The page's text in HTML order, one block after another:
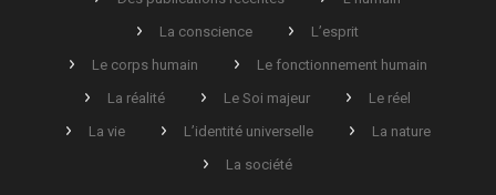
La conscience
L’esprit
Le corps humain
Le fonctionnement humain
La réalité
Le Soi majeur
Le réel
La vie
L’identité universelle
La nature
La société